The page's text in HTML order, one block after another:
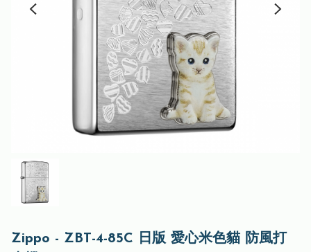
Zippo - ZBT-4-85C 日版 愛心米色貓 防風打